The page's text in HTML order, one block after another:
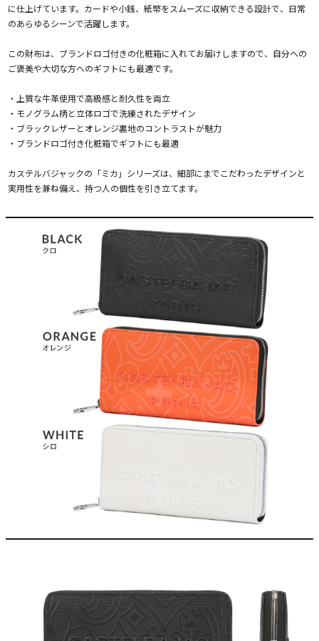
に仕上げています。カードや小銭、紙幣をスムーズに収納できる設計で、日常
のあらゆるシーンで活躍します。
この財布は、ブランドロゴ付きの化粧箱に入れてお届けしますので、自分への
ご褒美や大切な方へのギフトにも最適です。
・上質な牛革使用で高級感と耐久性を両立
・モノグラム柄と立体ロゴで洗練されたデザイン
・ブラックレザーとオレンジ裏地のコントラストが魅力
・ブランドロゴ付き化粧箱でギフトにも最適
カステルバジャックの「ミカ」シリーズは、細部にまでこだわったデザインと
実用性を兼ね備え、持つ人の個性を引き立てます。